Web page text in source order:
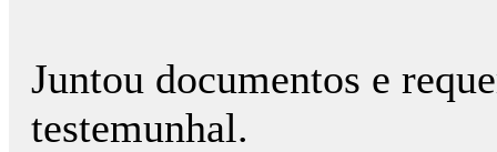
Juntou documentos e
testemunhal.